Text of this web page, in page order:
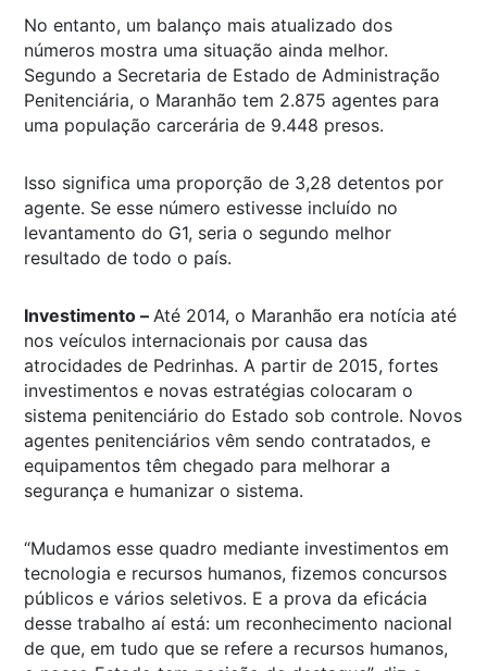
No entanto, um balanço mais atualizado dos
números mostra uma situação ainda melhor.
Segundo a Secretaria de Estado de Administração
Penitenciária, o Maranhão tem 2.875 agentes para
uma população carcerária de 9.448 presos.
Isso significa uma proporção de 3,28 detentos por
agente. Se esse número estivesse incluído no
levantamento do G1, seria o segundo melhor
resultado de todo o país.
Investimento – Até 2014, o Maranhão era notícia até
nos veículos internacionais por causa das
atrocidades de Pedrinhas. A partir de 2015, fortes
investimentos e novas estratégias colocaram o
sistema penitenciário do Estado sob controle. Novos
agentes penitenciários vêm sendo contratados, e
equipamentos têm chegado para melhorar a
segurança e humanizar o sistema.
“Mudamos esse quadro mediante investimentos em
tecnologia e recursos humanos, fizemos concursos
públicos e vários seletivos. E a prova da eficácia
desse trabalho aí está: um reconhecimento nacional
de que, em tudo que se refere a recursos humanos,